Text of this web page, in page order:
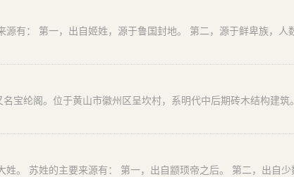
宝纶阁。位于黄山市徽州区呈坎村，系明代中后期砖木结构建筑。